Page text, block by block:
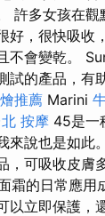
許多女孩在
好，很快吸收
不會變乾。
試的產品，有
推薦 Marini
按摩 45是一
來說也是如此。
，可吸收皮膚
霜的日常應用
以立即保護，